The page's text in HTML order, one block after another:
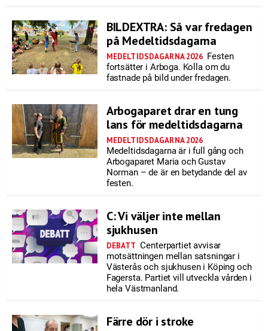
BILDEXTRA: Så var fredagen
på Medeltidsdagarna
MEDELTIDSDAGARNA 2026 Festen
fortsätter i Arboga. Kolla om du
fastnade på bild under fredagen.
Arbogaparet drar en tung
lans för medeltidsdagarna
MEDELTIDSDAGARNA 2026
Medeltidsdagarna är i full gång och
Arbogaparet Maria och Gustav
Norman – de är en betydande del av
festen.
C: Vi väljer inte mellan
sjukhusen
DEBATT Centerpartiet avvisar
motsättningen mellan satsningar i
Västerås och sjukhusen i Köping och
Fagersta. Partiet vill utveckla vården i
hela Västmanland.
Färre dör i stroke